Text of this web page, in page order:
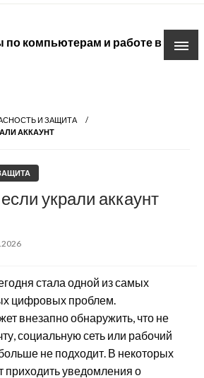
по компьютерам и работе в
И ЗАЩИТА
АККАУНТ
украли аккаунт
стала одной из самых
цифровых проблем.
внезапно обнаружить, что не
социальную сеть или рабочий
не подходит. В некоторых
приходить уведомления о